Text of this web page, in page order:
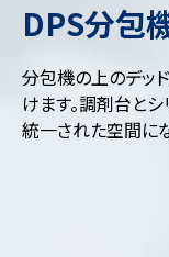
DPS分包
分包機の上のデッ
けます。調剤台と
統一された空間に